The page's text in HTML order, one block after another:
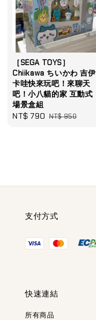
［SEGA TOYS］
Chiikawa ちいかわ 吉伊
卡哇快來玩吧！來聊天
吧！小八貓的家 互動式
場景盒組
Sale
NT$ 790 Regular
NT$ 950
支付方式
快速連結
所有商品